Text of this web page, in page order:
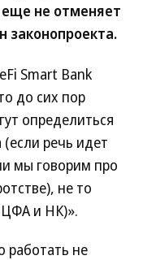
не отменяет
Smart Bank
до сих пор
определиться
речь идет
мы говорим про
не то
ЦФА и НК)».
работать не